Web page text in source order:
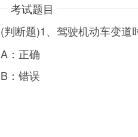
考试题目
(判断题)1、驾驶机动车变道
A：正确
B：错误